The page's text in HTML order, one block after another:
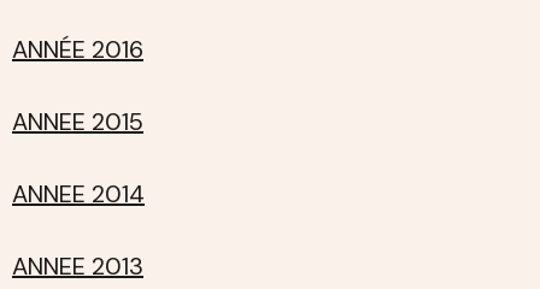
ANNÉE 2016
ANNEE 2015
ANNEE 2014
ANNEE 2013